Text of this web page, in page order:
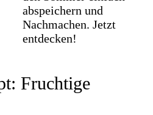
Fruchtige